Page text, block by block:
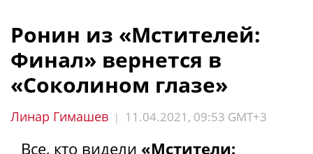
Ронин из «Мстителей:
Финал» вернется в
«Соколином глазе»
Линар Гимашев | 11.04.2021, 09:53 GMT+3
Все, кто видели «Мстители: